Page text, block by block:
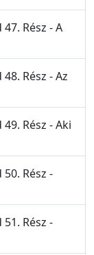
Rész - A
Rész - Az
Rész - Aki
Rész -
Rész -